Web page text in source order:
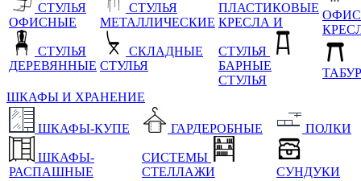
СТУЛЬЯ
ОФИСНЫЕ
СТУЛЬЯ
ДЕРЕВЯННЫЕ
СТУЛЬЯ
МЕТАЛЛИЧЕСКИЕ
СКЛАДНЫЕ
СТУЛЬЯ
ПЛАСТИКОВЫЕ
КРЕСЛА И
СТУЛЬЯ
БАРНЫЕ
СТУЛЬЯ
ШКАФЫ И ХРАНЕНИЕ
ШКАФЫ-КУПЕ
ШКАФЫ-
РАСПАШНЫЕ
ГАРДЕРОБНЫЕ
СИСТЕМЫ
СТЕЛЛАЖИ
ПОЛКИ
СУНДУКИ